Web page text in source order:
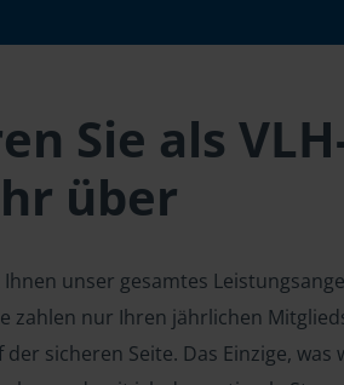
Sie als
über
unser gesamtes
zahlen nur Ihren jährlichen
sicheren Seite. Das Einzige,